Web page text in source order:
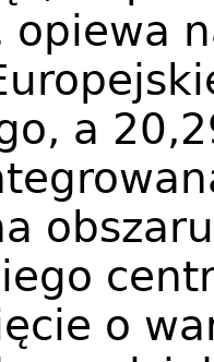
opiewa
a
o